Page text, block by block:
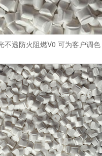
不透防火阻燃V0 可为客户调色